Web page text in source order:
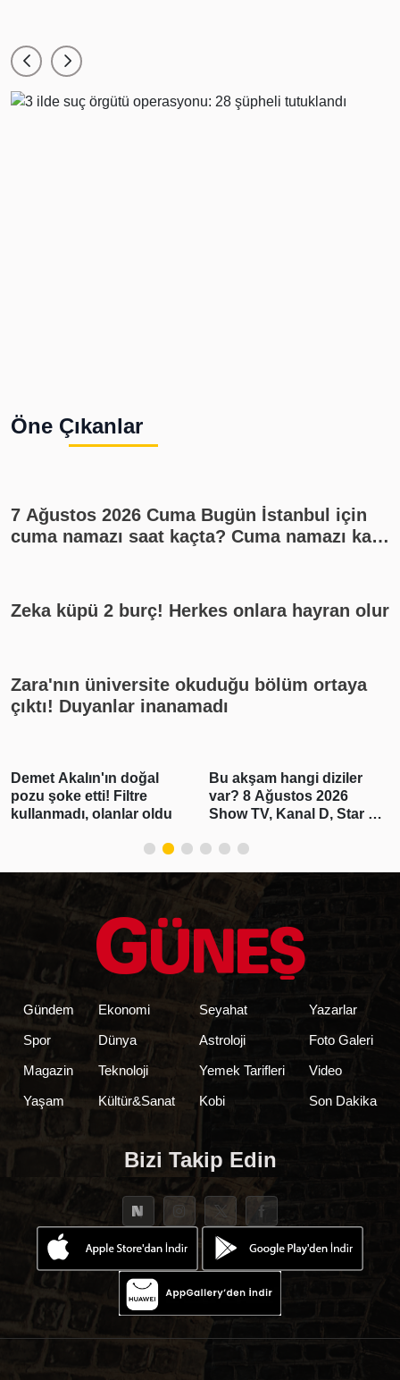
Öne Çıkanlar
7 Ağustos 2026 Cuma Bugün İstanbul için
cuma namazı saat kaçta? Cuma namazı kaç
Zeka küpü 2 burç! Herkes onlara hayran olur
Zara'nın üniversite okuduğu bölüm ortaya
çıktı! Duyanlar inanamadı
Demet Akalın'ın doğal
pozu şoke etti! Filtre
kullanmadı, olanlar oldu
Bu akşam hangi diziler
var? 8 Ağustos 2026
Show TV, Kanal D, Star TV,
akışı
Gündem
Spor
Magazin
Yaşam
Ekonomi
Dünya
Teknoloji
Kültür&Sanat
Seyahat
Astroloji
Yemek Tarifleri
Kobi
Yazarlar
Foto Galeri
Video
Son Dakika
Bizi Takip Edin